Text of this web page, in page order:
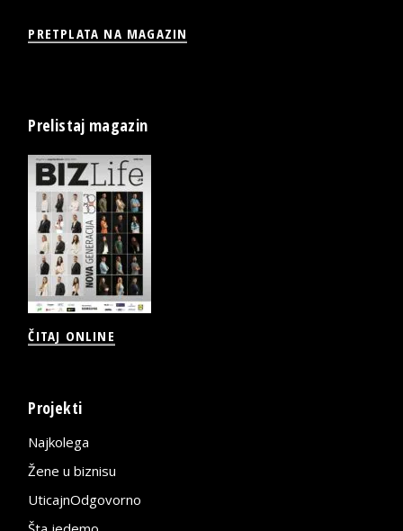
PRETPLATA NA MAGAZIN
Prelistaj magazin
ČITAJ ONLINE
Projekti
Najkolega
Žene u biznisu
UticajnOdgovorno